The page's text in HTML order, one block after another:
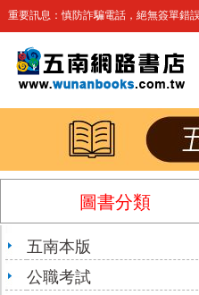
重要訊息：慎防詐騙電話，絕無簽單錯
圖書分類
五南本版
公職考試